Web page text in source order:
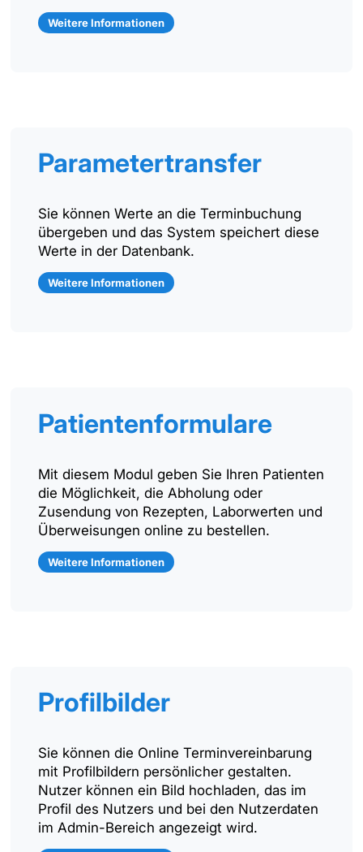
Weitere Informationen
Parametertransfer
Sie können Werte an die Terminbuchung
übergeben und das System speichert diese
Werte in der Datenbank.
Weitere Informationen
Patientenformulare
Mit diesem Modul geben Sie Ihren Patienten
die Möglichkeit, die Abholung oder
Zusendung von Rezepten, Laborwerten und
Überweisungen online zu bestellen.
Weitere Informationen
Profilbilder
Sie können die Online Terminvereinbarung
mit Profilbildern persönlicher gestalten.
Nutzer können ein Bild hochladen, das im
Profil des Nutzers und bei den Nutzerdaten
im Admin-Bereich angezeigt wird.